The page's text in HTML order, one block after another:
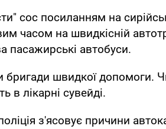
сос посиланням на
часом на швидкісній
пасажирські автобуси.
бригади швидкої допомоги.
в лікарні сувейді.
з'ясовує причини